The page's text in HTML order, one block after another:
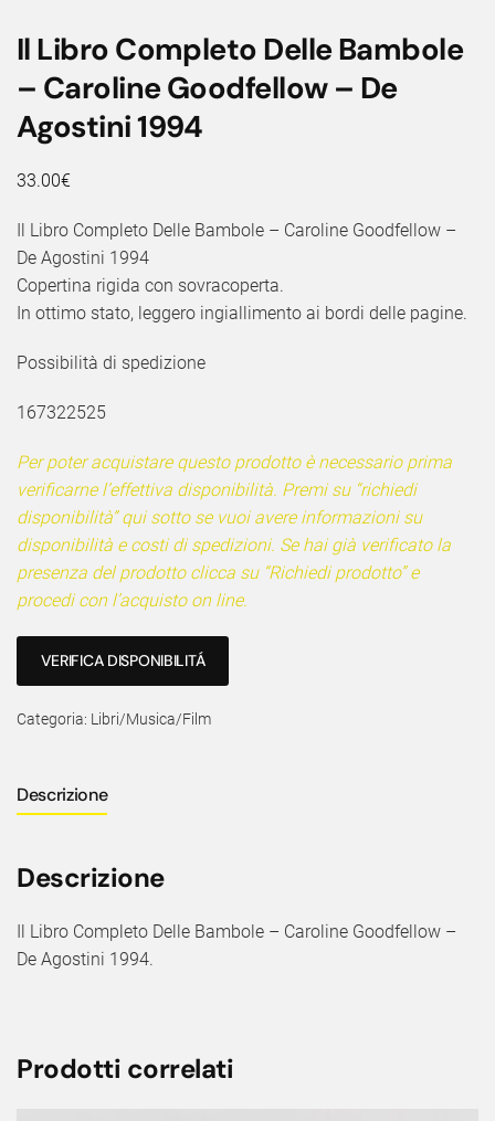
Il Libro Completo Delle Bambole
– Caroline Goodfellow – De
Agostini 1994
33.00€
Il Libro Completo Delle Bambole – Caroline Goodfellow –
De Agostini 1994
Copertina rigida con sovracoperta.
In ottimo stato, leggero ingiallimento ai bordi delle pagine.
Possibilità di spedizione
167322525
Per poter acquistare questo prodotto è necessario prima
verificarne l’effettiva disponibilità. Premi su “richiedi
disponibilità” qui sotto se vuoi avere informazioni su
disponibilità e costi di spedizioni. Se hai già verificato la
presenza del prodotto clicca su “Richiedi prodotto” e
procedi con l’acquisto on line.
VERIFICA DISPONIBILITÁ
Categoria: Libri/Musica/Film
Descrizione
Descrizione
Il Libro Completo Delle Bambole – Caroline Goodfellow –
De Agostini 1994.
Prodotti correlati